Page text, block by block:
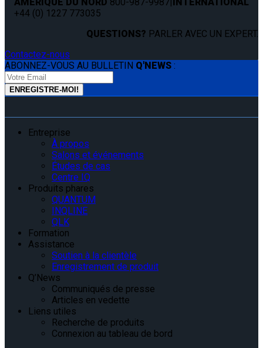
AMÉRIQUE DU NORD 800-987-9987
INTERNATIONAL
+44 (0) 1227 773035
QUESTIONS? PARLER AVEC UN EXPERT.
Contactez-nous
ABONNEZ-VOUS AU BULLETIN Q'NEWS :
Entreprise
À propos
Salons et événements
Études de cas
Centre IQ
Produits phares
QUANTUM
INQLINE
QLK
Formation
Assistance
Soutien à la clientèle
Enregistrement de produit
Q’News
Communiqués de presse
Articles en vedette
Liens utiles
Recherche de produits
Connexion au tableau de bord